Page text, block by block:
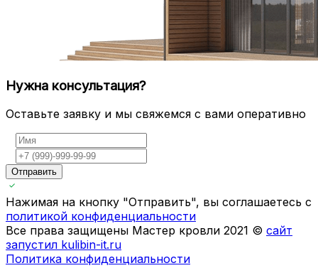
Нужна консультация?
Оставьте заявку и мы свяжемся с вами оперативно
Отправить
Нажимая на кнопку "Отправить", вы соглашаетесь с
политикой конфиденциальности
Все права защищены Мастер кровли 2021 © сайт
запустил kulibin-it.ru
Политика конфиденциальности